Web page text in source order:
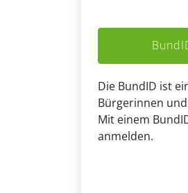
Die BundID ist
Bürgerinnen
Mit einem
anmelden.